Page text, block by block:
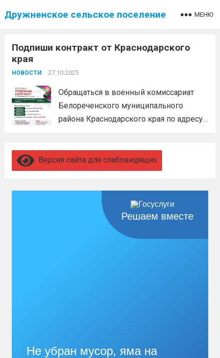
Дружненское сельское поселение МЕНЮ
Подпиши контракт от Краснодарского
края
НОВОСТИ 27.10.2025
Обращаться в военный комиссариат
Белореченского муниципального
района Краснодарского края по адресу:
Городской: 8 (861 55) 2-22-50, 8-989-
823-02-00Читать дальше
Версия сайта для слабовидящих
Решаем вместе
Не убран мусор, яма на